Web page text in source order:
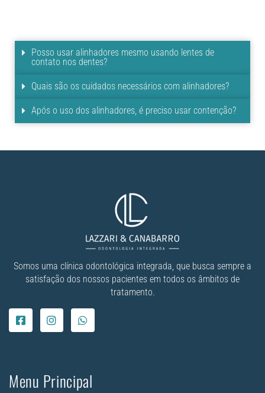
Posso usar alinhadores mesmo usando lentes de
contato nos dentes?
Quais são os cuidados necessários com alinhadores?
Após o uso dos alinhadores, é preciso usar contenção?
Somos uma clínica odontológica integrada, que busca sempre a
satisfação dos nossos pacientes em todos os âmbitos de
tratamento.
Menu Principal